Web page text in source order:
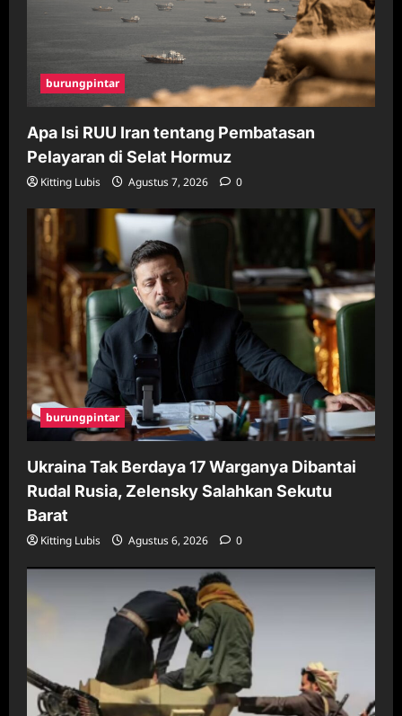
burungpintar
Apa Isi RUU Iran tentang Pembatasan
Pelayaran di Selat Hormuz
Kitting Lubis Agustus 7, 2026 0
burungpintar
Ukraina Tak Berdaya 17 Warganya Dibantai
Rudal Rusia, Zelensky Salahkan Sekutu
Barat
Kitting Lubis Agustus 6, 2026 0